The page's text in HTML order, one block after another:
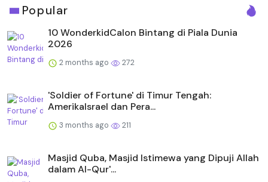
Popular
10 WonderkidCalon Bintang di Piala Dunia
2026
2 months ago 272
'Soldier of Fortune' di Timur Tengah:
AmerikaIsrael dan Pera...
3 months ago 211
Masjid Quba, Masjid Istimewa yang Dipuji Allah
dalam Al-Qur'...